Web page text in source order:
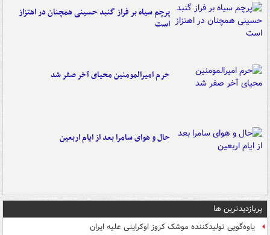
پرچم سیاه بر فراز گنبد حسینی همچنان در اهتزاز
است
حرم امیرالمومنین محیای آخر صفر شد
حال و هوای سامرا بعد از ایام اربعین
پربازدیدترین ها
یاوه‌گویی تولیدکننده موشک کروز اوکراینی علیه ایران